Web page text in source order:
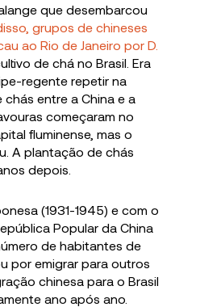
que desembarcou
grupos de chineses
ao Rio de Janeiro por D.
de chá no Brasil. Era
regente repetir na
entre a China e a
começaram no
fluminense, mas o
A plantação de chás
depois.
(1931-1945) e com o
Popular da China
de habitantes de
por emigrar para outros
chinesa para o Brasil
ano após ano.